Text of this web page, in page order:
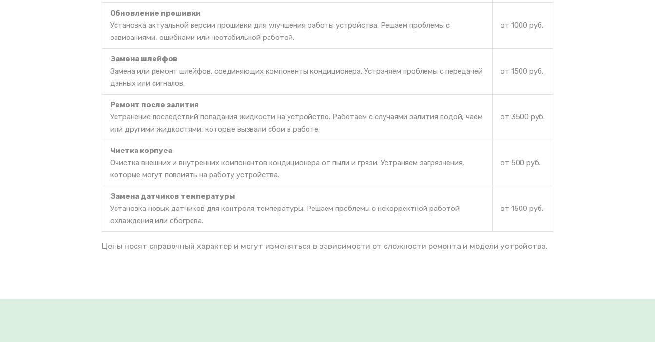
Обновление прошивки
Установка актуальной версии прошивки для улучшения работы устройства. Решаем проблемы с
зависаниями, ошибками или нестабильной работой.
от 1000 руб.
Замена шлейфов
Замена или ремонт шлейфов, соединяющих компоненты кондиционера. Устраняем проблемы с передачей
данных или сигналов.
от 1500 руб.
Ремонт после залития
Устранение последствий попадания жидкости на устройство. Работаем с случаями залития водой, чаем
или другими жидкостями, которые вызвали сбои в работе.
от 3500 руб.
Чистка корпуса
Очистка внешних и внутренних компонентов кондиционера от пыли и грязи. Устраняем загрязнения,
которые могут повлиять на работу устройства.
от 500 руб.
Замена датчиков температуры
Установка новых датчиков для контроля температуры. Решаем проблемы с некорректной работой
охлаждения или обогрева.
от 1500 руб.
Цены носят справочный характер и могут изменяться в зависимости от сложности ремонта и модели устройства.